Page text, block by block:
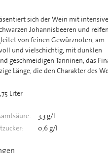
sich der Wein mit
Johannisbeeren und
von feinen Gewürznoten, am
und vielschichtig, mit dunklen
geschmeidigen Tanninen, das
Länge, die den Charakter des
Liter
3,3 g/l
0,6 g/l